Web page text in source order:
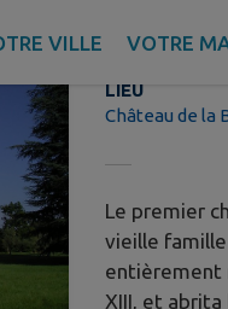
VILLE VOTRE
LIEU
Château de la
Le premier
vieille
entièrement
XIII, et